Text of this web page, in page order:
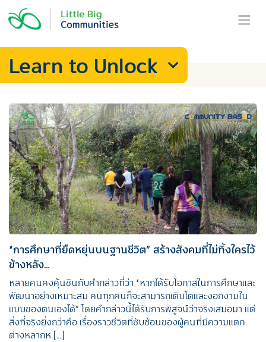
content
Learn to Unlock
“การศึกษาที่ยืดหยุ่นบนฐานชีวิต” สร้างสังคมที่ไม่ทิ้งใครไว้
ข้างหลัง…
หลายคนคงคุ้นชินกับคำกล่าวที่ว่า “หากได้รับโอกาสในการศึกษาและ
พัฒนาอย่างเหมาะสม คนทุกคนก็จะสามารถเติบโตและงอกงามใน
แบบของตนเองได้” โดยคำกล่าวนี้ได้รับการพิสูจน์ว่าจริงเสมอมา แต่
สิ่งที่จริงยิ่งกว่าคือ เรื่องราวชีวิตที่ซับซ้อนของผู้คนที่มีความแตก
ต่างหลากห […]